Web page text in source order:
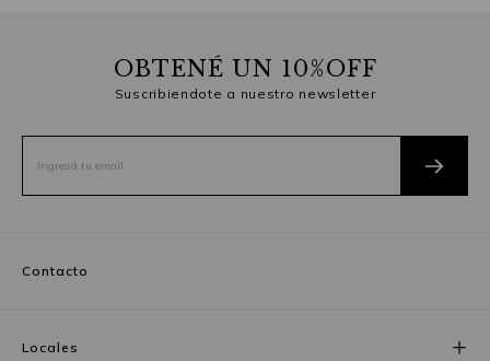
OBTENÉ UN 10%OFF
Suscribiendote a nuestro newsletter
Contacto
Locales